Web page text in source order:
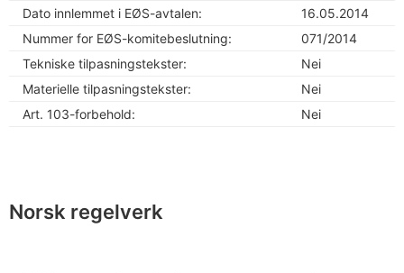
Dato innlemmet i EØS-avtalen:
16.05.2014
Nummer for EØS-komitebeslutning:
071/2014
Tekniske tilpasningstekster:
Nei
Materielle tilpasningstekster:
Nei
Art. 103-forbehold:
Nei
Norsk regelverk